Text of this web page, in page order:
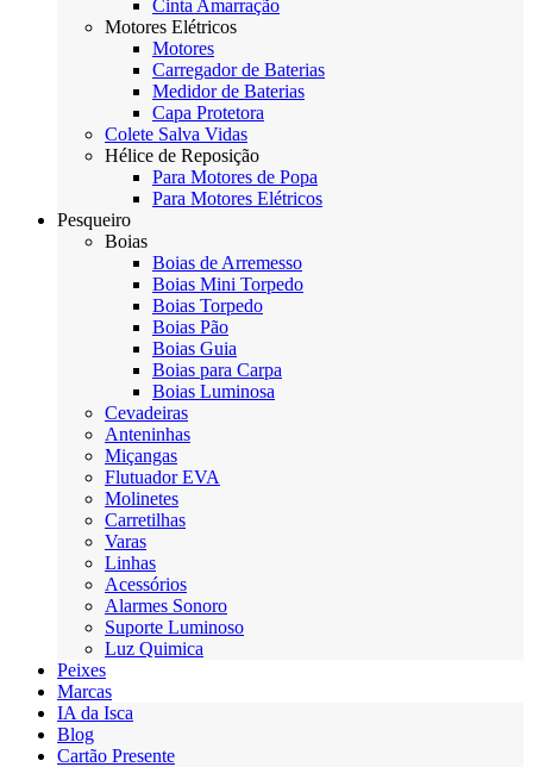
Cinta Amarração
Motores Elétricos
Motores
Carregador de Baterias
Medidor de Baterias
Capa Protetora
Colete Salva Vidas
Hélice de Reposição
Para Motores de Popa
Para Motores Elétricos
Pesqueiro
Boias
Boias de Arremesso
Boias Mini Torpedo
Boias Torpedo
Boias Pão
Boias Guia
Boias para Carpa
Boias Luminosa
Cevadeiras
Anteninhas
Miçangas
Flutuador EVA
Molinetes
Carretilhas
Varas
Linhas
Acessórios
Alarmes Sonoro
Suporte Luminoso
Luz Quimica
Peixes
Marcas
IA da Isca
Blog
Cartão Presente